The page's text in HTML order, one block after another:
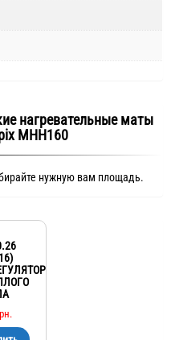
нагревательные маты
МНН160
нужную вам площадь.